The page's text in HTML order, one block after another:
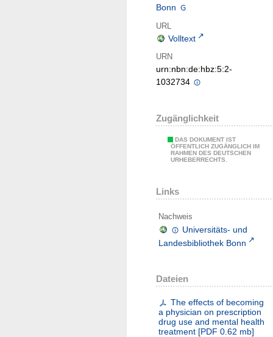
Bonn
URL
Volltext
URN
urn:nbn:de:hbz:5:2-
1032734
Zugänglichkeit
DAS DOKUMENT IST
ÖFFENTLICH ZUGÄNGLICH IM
RAHMEN DES DEUTSCHEN
URHEBERRECHTS.
Links
Nachweis
Universitäts- und
Landesbibliothek Bonn
Dateien
The effects of becoming
a physician on prescription
drug use and mental health
treatment [PDF 0.62 mb]